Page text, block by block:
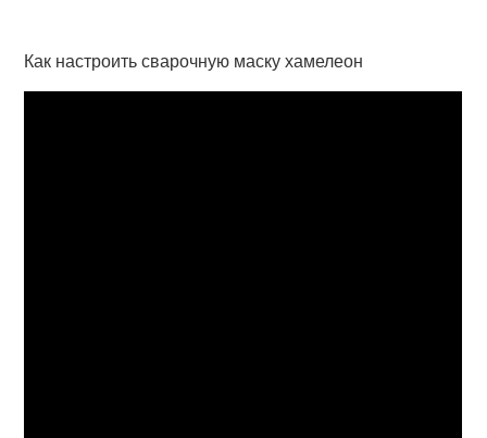
Как настроить сварочную маску хамелеон